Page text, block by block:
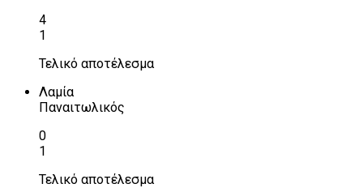
4
1
Τελικό αποτέλεσμα
Λαμία
Παναιτωλικός
0
1
Τελικό αποτέλεσμα